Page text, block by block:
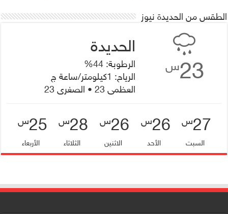
الطقس من الحديدة نيوز
23س
الرطوبة: 44%
الرياح: 1كيلومتر/ساعة ج
العظمى 23 • الصغرى 23
27س
السبت
26س
الأحد
26س
الاثنين
28س
الثلاثاء
25س
الأربعاء